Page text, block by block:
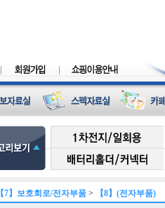
【7】보호회로/전자부품 > 【8】(전자부품)